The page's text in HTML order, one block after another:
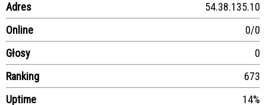
Adres
54.38.135.10
Online
0/0
Głosy
0
Ranking
673
Uptime
14%